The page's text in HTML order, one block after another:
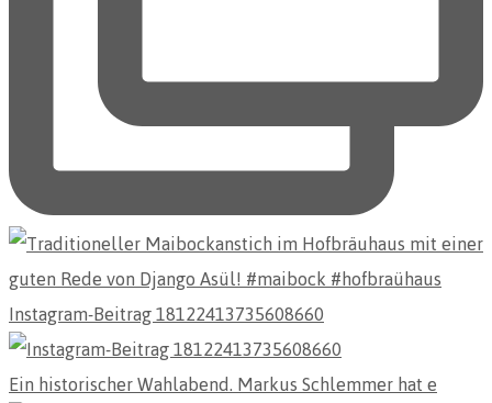
Instagram-Beitrag 18122413735608660
Ein historischer Wahlabend. Markus Schlemmer hat e